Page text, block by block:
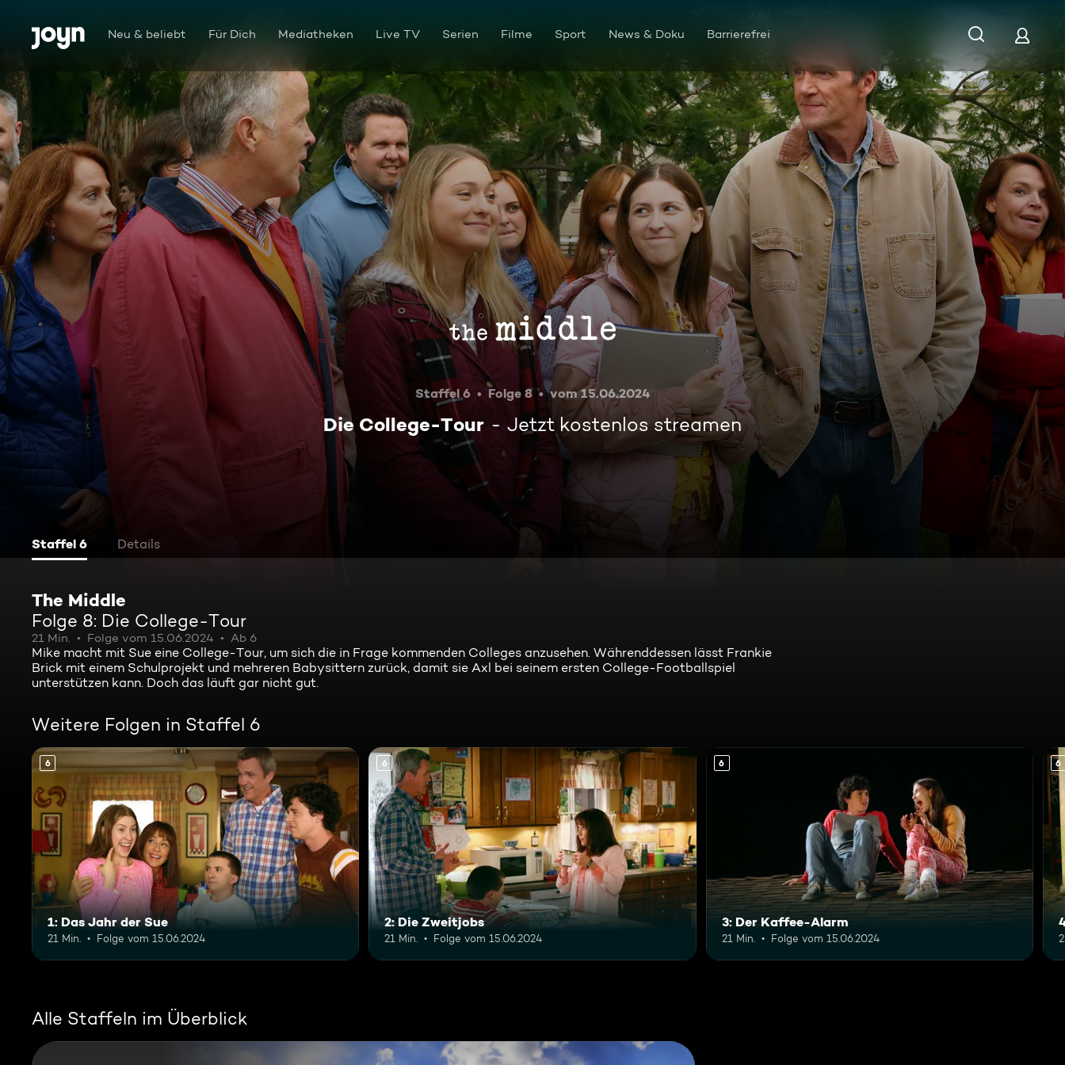
Zum Inhalt springen
Barrierefrei Neu & beliebt Für Dich Mediatheken Live TV Serien Filme Sport News & Doku Barrierefrei
Die College-Tour
Staffel 6 Folge 8 vom 15.06.2024
Die College-Tour Jetzt kostenlos streamen
Staffel 6 Details
The Middle
Folge 8: Die College-Tour
21 Min. Folge vom 15.06.2024 Ab 6
Mike macht mit Sue eine College-Tour, um sich die in Frage kommenden Colleges anzusehen. Währenddessen lässt Frankie
Brick mit einem Schulprojekt und mehreren Babysittern zurück, damit sie Axl bei seinem ersten College-Footballspiel
unterstützen kann. Doch das läuft gar nicht gut.
Weitere Folgen in Staffel 6
6
1: Das Jahr der Sue
21 Min. Folge vom 15.06.2024
6
2: Die Zweitjobs
21 Min. Folge vom 15.06.2024
6
3: Der Kaffee-Alarm
21 Min. Folge vom 15.06.2024
6
Alle Staffeln im Überblick